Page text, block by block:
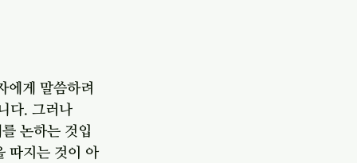
에게 말씀하려
다. 그러나
논하는 것입
따지는 것이 아